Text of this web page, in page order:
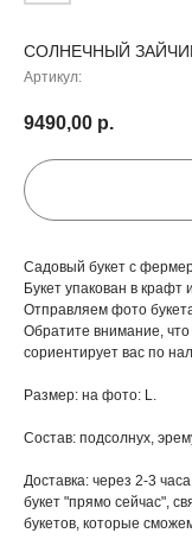
СОЛНЕЧНЫЙ
Артикул:
9490,00 р.
Садовый букет c
Букет упакован в
Отправляем фото
Обратите внимание,
сориентирует вас по
Размер: на фото: L.
Состав: подсолнух,
Доставка: через 2-3
букет "прямо сейчас",
букетов, которые